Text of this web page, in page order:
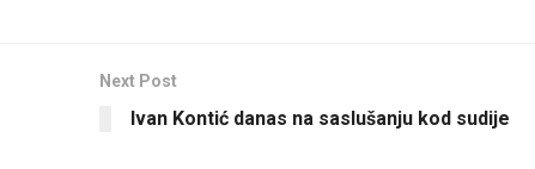
Next Post
Ivan Kontić danas na saslušanju kod sudije